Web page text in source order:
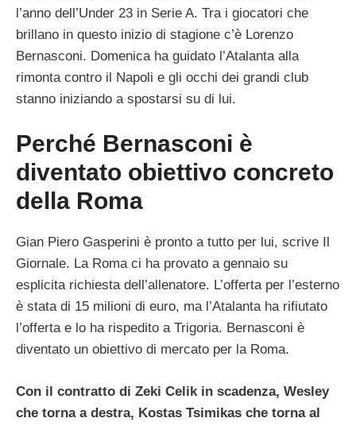
l’anno dell’Under 23 in Serie A. Tra i giocatori che
brillano in questo inizio di stagione c’è Lorenzo
Bernasconi. Domenica ha guidato l’Atalanta alla
rimonta contro il Napoli e gli occhi dei grandi club
stanno iniziando a spostarsi su di lui.
Perché Bernasconi è
diventato obiettivo concreto
della Roma
Gian Piero Gasperini è pronto a tutto per lui, scrive Il
Giornale. La Roma ci ha provato a gennaio su
esplicita richiesta dell’allenatore. L’offerta per l’esterno
è stata di 15 milioni di euro, ma l’Atalanta ha rifiutato
l’offerta e lo ha rispedito a Trigoria. Bernasconi è
diventato un obiettivo di mercato per la Roma.
Con il contratto di Zeki Celik in scadenza, Wesley
che torna a destra, Kostas Tsimikas che torna al